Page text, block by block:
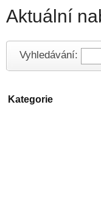
Aktuální
Vyhledávání:
Kategorie